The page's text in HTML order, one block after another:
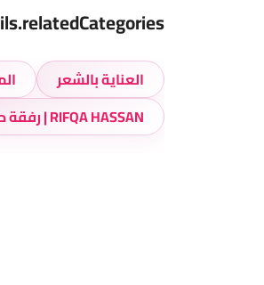
العناية بالشعر
RIFQA HASSAN | رفقة حسن